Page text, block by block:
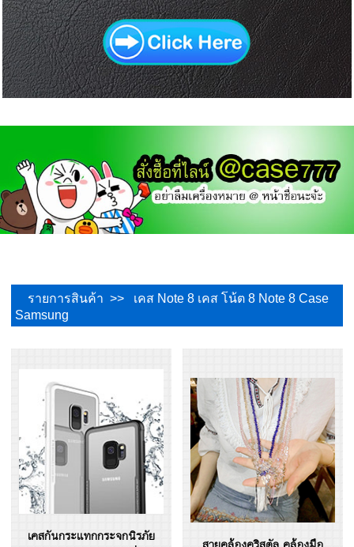
รายการสินค้า >> เคส Note 8 เคส โน้ต 8 Note 8 Case
Samsung
เคสกันกระแทกกระจกนิรภัย